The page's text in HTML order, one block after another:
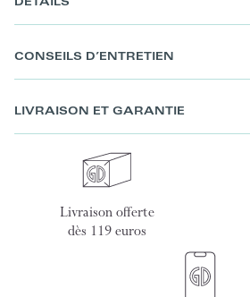
DÉTAILS
CONSEILS D’ENTRETIEN
LIVRAISON ET GARANTIE
Livraison offerte
dès 119 euros